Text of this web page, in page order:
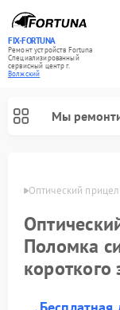
FIX-FORTUNA
Ремонт устройств Fortuna
Специализированный
cервисный центр г.
Волжский
Мы
Оптический
Поломка